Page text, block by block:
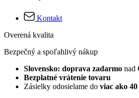
Kontakt
Overená kvalita
Bezpečný a spoľahlivý nákup
Slovensko: doprava zadarmo nad
Bezplatné vrátenie tovaru
Zásielky odosielame do viac ako